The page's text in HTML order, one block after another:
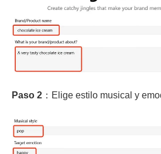
Paso 2 ：Elige estilo musical y